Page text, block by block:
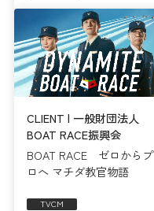
CLIENT | 一般財団法人
BOAT RACE振興会
BOAT RACE ゼロからプ
ロへ マチダ教官物語
TVCM